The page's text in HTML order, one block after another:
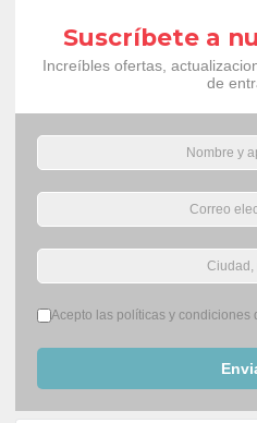
Suscríbete a
Increíbles ofertas,
de
Términos del servicio*
Acepto las políticas y condiciones